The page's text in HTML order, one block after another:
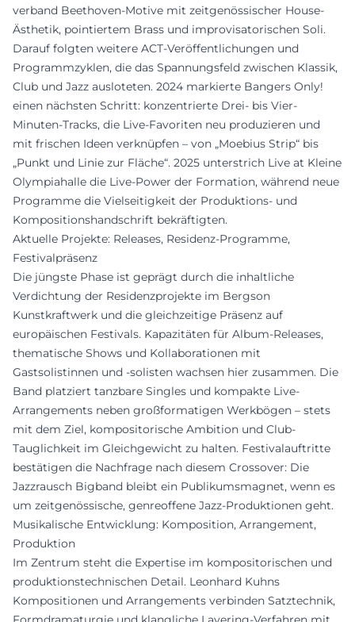
verband Beethoven-Motive mit zeitgenössischer House-
Ästhetik, pointiertem Brass und improvisatorischen Soli.
Darauf folgten weitere ACT-Veröffentlichungen und
Programmzyklen, die das Spannungsfeld zwischen Klassik,
Club und Jazz ausloteten. 2024 markierte Bangers Only!
einen nächsten Schritt: konzentrierte Drei- bis Vier-
Minuten-Tracks, die Live-Favoriten neu produzieren und
mit frischen Ideen verknüpfen – von „Moebius Strip“ bis
„Punkt und Linie zur Fläche“. 2025 unterstrich Live at Kleine
Olympiahalle die Live-Power der Formation, während neue
Programme die Vielseitigkeit der Produktions- und
Kompositionshandschrift bekräftigten.
Aktuelle Projekte: Releases, Residenz-Programme,
Festivalpräsenz
Die jüngste Phase ist geprägt durch die inhaltliche
Verdichtung der Residenzprojekte im Bergson
Kunstkraftwerk und die gleichzeitige Präsenz auf
europäischen Festivals. Kapazitäten für Album-Releases,
thematische Shows und Kollaborationen mit
Gastsolistinnen und -solisten wachsen hier zusammen. Die
Band platziert tanzbare Singles und kompakte Live-
Arrangements neben großformatigen Werkbögen – stets
mit dem Ziel, kompositorische Ambition und Club-
Tauglichkeit im Gleichgewicht zu halten. Festivalauftritte
bestätigen die Nachfrage nach diesem Crossover: Die
Jazzrausch Bigband bleibt ein Publikumsmagnet, wenn es
um zeitgenössische, genreoffene Jazz-Produktionen geht.
Musikalische Entwicklung: Komposition, Arrangement,
Produktion
Im Zentrum steht die Expertise im kompositorischen und
produktionstechnischen Detail. Leonhard Kuhns
Kompositionen und Arrangements verbinden Satztechnik,